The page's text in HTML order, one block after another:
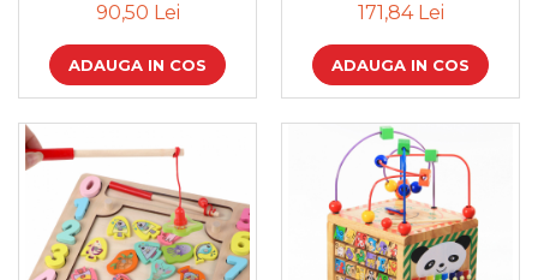
Cadouri personalizate pentru nasi
Bijuterii
CERCEI ZAMAC
Ateliere - planse cu nisip colorat
90,50 Lei
ADAUGA IN COS
171,84 Lei
ADAUGA IN COS